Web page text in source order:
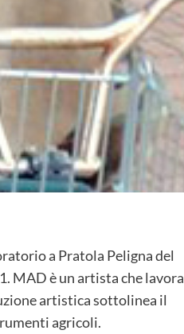
a Pratola Peligna del
MAD è un artista che lavora
artistica sottolinea il
agricoli.